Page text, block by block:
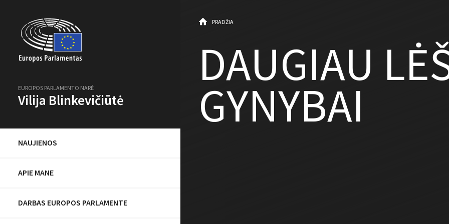
EUROPOS PARLAMENTO NARĖ
Vilija Blinkevičiūtė
NAUJIENOS
APIE MANE
DARBAS EUROPOS PARLAMENTE
PRADŽIA
DAUGIAU
GYNYBAI